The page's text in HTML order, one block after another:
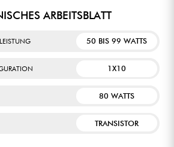
ARBEITSBLATT
50 BIS 99 WATTS
1X10
80 WATTS
TRANSISTOR